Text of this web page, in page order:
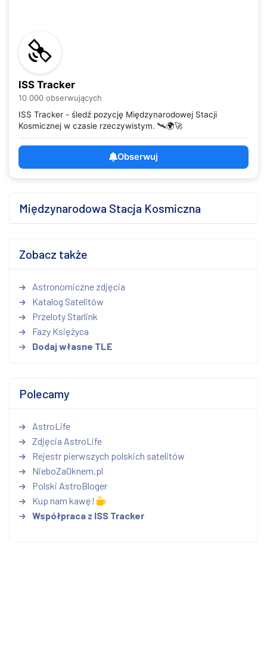
ISS Tracker
10 000 obserwujących
ISS Tracker - śledź pozycję Międzynarodowej Stacji
Kosmicznej w czasie rzeczywistym. 🛰️🌍🚀
Obserwuj
Międzynarodowa Stacja Kosmiczna
Zobacz także
Astronomiczne zdjęcia
Katalog Satelitów
Przeloty Starlink
Fazy Księżyca
Dodaj własne TLE
Polecamy
AstroLife
Zdjęcia AstroLife
Rejestr pierwszych polskich satelitów
NieboZaOknem.pl
Polski AstroBloger
Kup nam kawę!
Współpraca z ISS Tracker